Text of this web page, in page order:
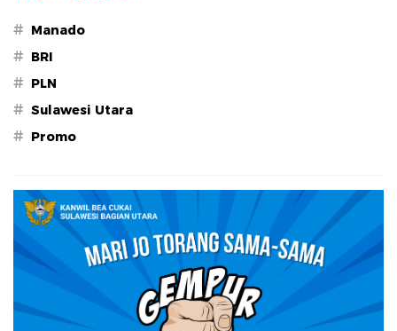
# Manado
# BRI
# PLN
# Sulawesi Utara
# Promo